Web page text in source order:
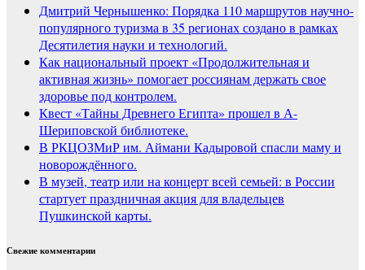
Дмитрий Чернышенко: Порядка 110 маршрутов научно-
популярного туризма в 35 регионах создано в рамках
Десятилетия науки и технологий.
Как национальный проект «Продолжительная и
активная жизнь» помогает россиянам держать свое
здоровье под контролем.
Квест «Тайны Древнего Египта» прошел в А-
Шериповской библиотеке.
В РКЦОЗМиР им. Аймани Кадыровой спасли маму и
новорождённого.
В музей, театр или на концерт всей семьей: в России
стартует праздничная акция для владельцев
Пушкинской карты.
Свежие комментарии